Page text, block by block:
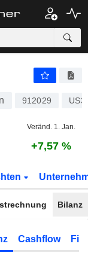
912029
Veränd. 1. Jan.
+7,57 %
Bilanz
Cashflow